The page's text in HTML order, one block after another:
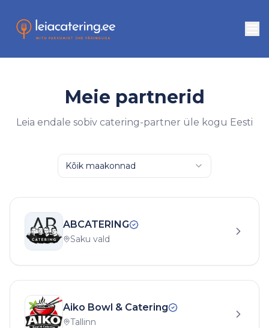
Meie partnerid
Leia endale sobiv catering-partner üle kogu Eesti
Kõik maakonnad
ABCATERING
Saku vald
Aiko Bowl & Catering
Tallinn